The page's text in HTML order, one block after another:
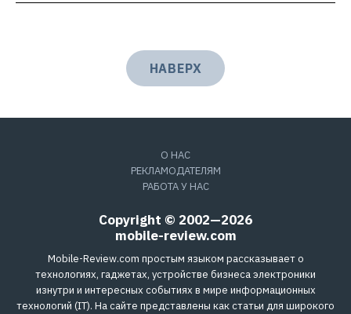
НАВЕРХ
О НАС
РЕКЛАМОДАТЕЛЯМ
РАБОТА У НАС
Copyright © 2002—2026
mobile-review.com
Mobile-Review.com простым языком рассказывает о
технологиях, гаджетах, устройстве бизнеса электроники
изнутри и интересных событиях в мире информационных
технологий (IT). На сайте представлены как статьи для широкого